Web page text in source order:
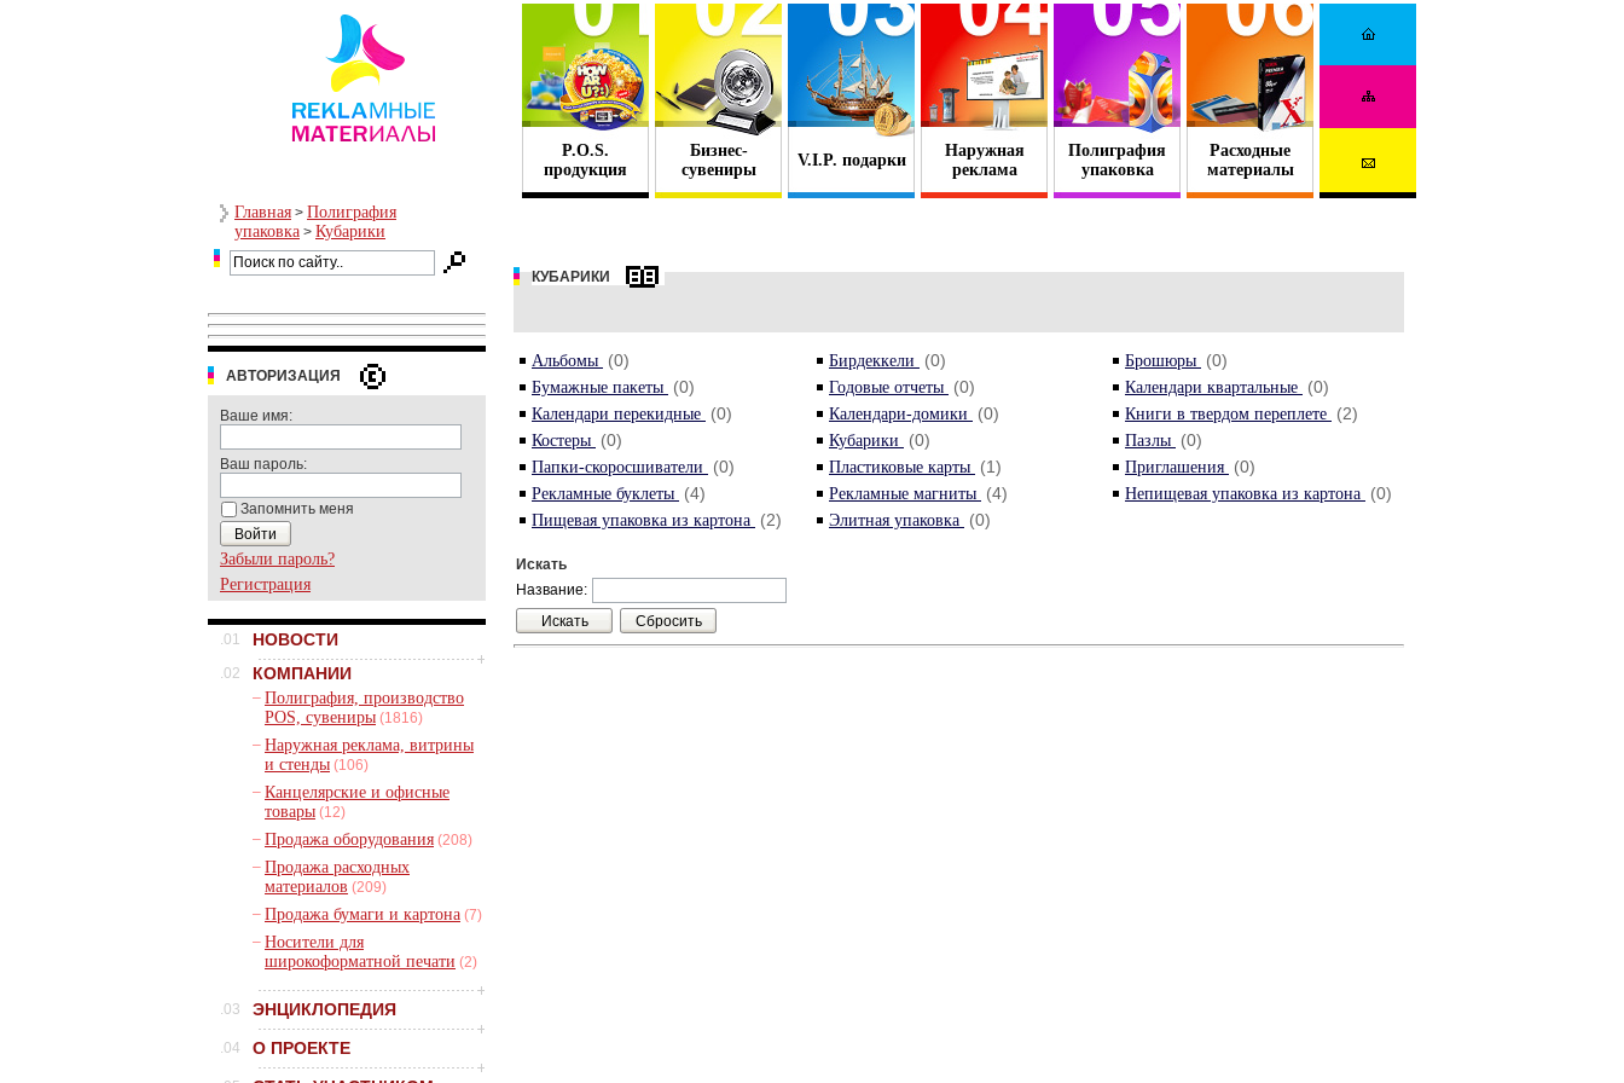
P.O.S.
продукция
Бизнес-
сувениры
V.I.P. подарки
Наружная
реклама
Полиграфия
упаковка
Расходные
материалы
Главная > Полиграфия
упаковка > Кубарики
АВТОРИЗАЦИЯ
Ваше имя:
Ваш пароль:
Запомнить меня
Забыли пароль?
Регистрация
.01 НОВОСТИ
.02 КОМПАНИИ
– Полиграфия, производство
POS, сувениры (1816)
– Наружная реклама, витрины
и стенды (106)
– Канцелярские и офисные
товары (12)
– Продажа оборудования (208)
– Продажа расходных
материалов (209)
– Продажа бумаги и картона (7)
– Носители для
широкоформатной печати (2)
.03 ЭНЦИКЛОПЕДИЯ
.04 О ПРОЕКТЕ
КУБАРИКИ
Альбомы (0) Бирдеккели (0) Брошюры (0)
Бумажные пакеты (0) Годовые отчеты (0) Календари квартальные (0)
Календари перекидные (0) Календари-домики (0) Книги в твердом переплете (2)
Костеры (0) Кубарики (0) Пазлы (0)
Папки-скоросшиватели (0) Пластиковые карты (1) Приглашения (0)
Рекламные буклеты (4) Рекламные магниты (4) Непищевая упаковка из картона (0)
Пищевая упаковка из картона (2) Элитная упаковка (0)
Искать
Название: